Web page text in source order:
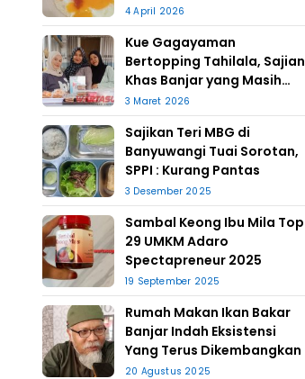
4 April 2026
Kue Gagayaman
Bertopping Tahilala, Sajian
Khas Banjar yang Masih
Bertahan
3 Maret 2026
Sajikan Teri MBG di
Banyuwangi Tuai Sorotan,
SPPI : Kurang Pantas
3 Desember 2025
Sambal Keong Ibu Mila Top
29 UMKM Adaro
Spectapreneur 2025
19 September 2025
Rumah Makan Ikan Bakar
Banjar Indah Eksistensi
Yang Terus Dikembangkan
20 Agustus 2025